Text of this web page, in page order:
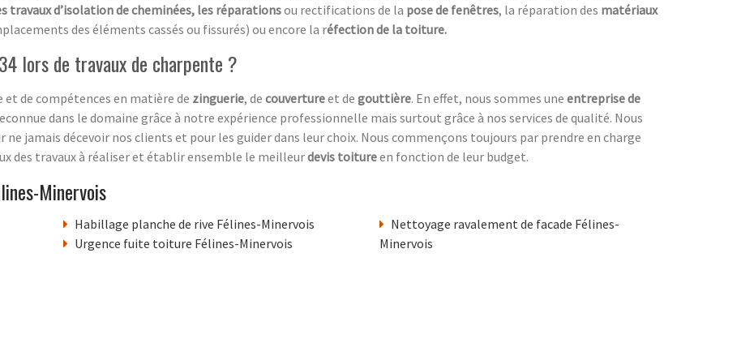
travaux d’isolation de cheminées, les réparationsou rectifications de la pose de fenêtres, la réparation des matériaux
des éléments cassés ou fissurés) ou encore la réfection de la toiture.
lors de travaux de charpente ?
de compétences en matière de zinguerie, de couvertureet de gouttière. En effet, nous sommes une entreprise de
dans le domaine grâce à notre expérience professionnelle mais surtout grâce à nos services de qualité. Nous
jamais décevoir nos clients et pour les guider dans leur choix. Nous commençons toujours par prendre en charge
des travaux à réaliser et établir ensemble le meilleurdevis toitureen fonction de leur budget.
Minervois
Habillage planche de rive Félines-Minervois
Urgence fuite toiture Félines-Minervois
Nettoyage ravalement de facade Félines-
Minervois